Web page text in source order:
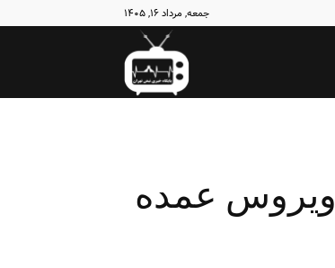
جمعه, مرداد ۱۶, ۱۴۰۵
نبض
آنفلوانزا و سرماخوردگی، ۲ ویروس عمده